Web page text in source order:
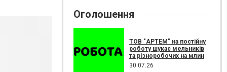
Оголошення
ТОВ "АРТЕМ" на постійну
роботу шукає мельників
та різноробочих на млин
30.07.26